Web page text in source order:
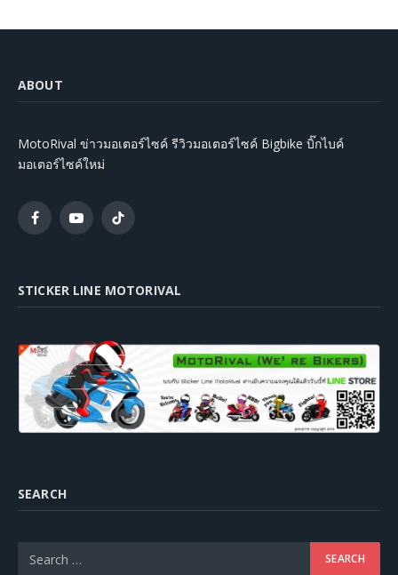
ABOUT
MotoRival ข่าวมอเตอร์ไซค์ รีวิวมอเตอร์ไซค์ Bigbike บิ๊กไบค์
มอเตอร์ไซค์ใหม่
FacebookYouTubeTikTok
STICKER LINE MOTORIVAL
SEARCH